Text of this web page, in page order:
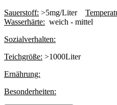
Sauerstoff: >5mg/Liter
Wasserhärte: weich - mittel
Sozialverhalten:
Teichgröße: >1000Liter
Ernährung:
Besonderheiten: